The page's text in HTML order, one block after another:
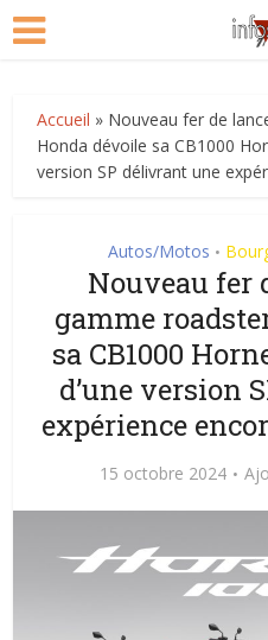
Accueil » Nouveau fer de
Honda dévoile sa CB1000
version SP délivrant une
Autos/Motos •
Nouveau fer
gamme
sa CB1000
d’une version
expérience
15 octobre 2024